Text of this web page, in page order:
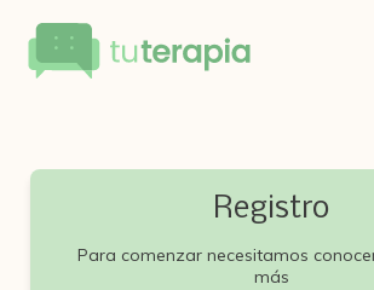
Registro
Para comenzar necesitamos
más